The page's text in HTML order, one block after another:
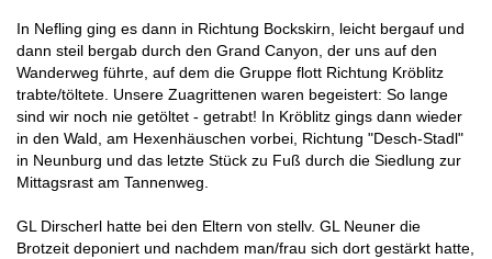
In Nefling ging es dann in Richtung Bockskirn, leicht bergauf und
dann steil bergab durch den Grand Canyon, der uns auf den
Wanderweg führte, auf dem die Gruppe flott Richtung Kröblitz
trabte/töltete. Unsere Zuagrittenen waren begeistert: So lange
sind wir noch nie getöltet - getrabt! In Kröblitz gings dann wieder
in den Wald, am Hexenhäuschen vorbei, Richtung "Desch-Stadl"
in Neunburg und das letzte Stück zu Fuß durch die Siedlung zur
Mittagsrast am Tannenweg.
GL Dirscherl hatte bei den Eltern von stellv. GL Neuner die
Brotzeit deponiert und nachdem man/frau sich dort gestärkt hatte,